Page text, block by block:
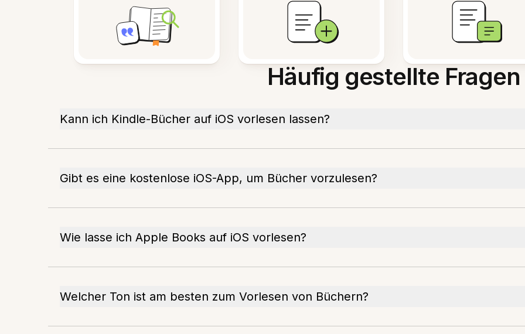
Häufig gestellte Fragen
Kann ich Kindle-Bücher auf iOS vorlesen lassen?
Gibt es eine kostenlose iOS-App, um Bücher vorzulesen?
Wie lasse ich Apple Books auf iOS vorlesen?
Welcher Ton ist am besten zum Vorlesen von Büchern?